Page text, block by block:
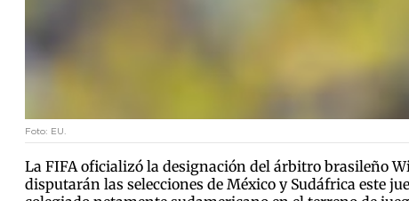
Foto: EU.
La FIFA oficializó la designación del árbitro brasileño
disputarán las selecciones de México y Sudáfrica este